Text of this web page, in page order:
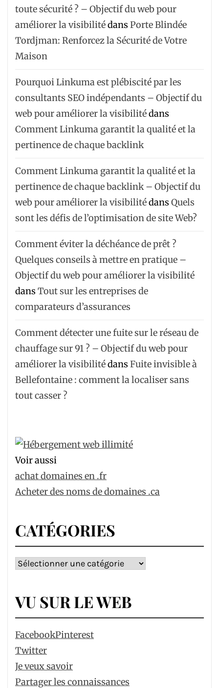
toute sécurité ? – Objectif du web pour
améliorer la visibilitédans Porte Blindée
Tordjman: Renforcez la Sécurité de Votre
Maison
Pourquoi Linkuma est plébiscité par les
consultants SEO indépendants – Objectif du
web pour améliorer la visibilitédans
Comment Linkuma garantit la qualité et la
pertinence de chaque backlink
Comment Linkuma garantit la qualité et la
pertinence de chaque backlink – Objectif du
web pour améliorer la visibilitédans Quels
sont les défis de l’optimisation de site Web?
Comment éviter la déchéance de prêt ?
Quelques conseils à mettre en pratique –
Objectif du web pour améliorer la visibilité
dans Tout sur les entreprises de
comparateurs d’assurances
Comment détecter une fuite sur le réseau de
chauffage sur 91 ? – Objectif du web pour
améliorer la visibilitédans Fuite invisible à
Bellefontaine : comment la localiser sans
tout casser ?
Voir aussi
achat domaines en .fr
Acheter des noms de domaines .ca
CATÉGORIES
Catégories
VU SUR LE WEB
FacebookPinterest
Twitter
Je veux savoir
Partager les connaissances